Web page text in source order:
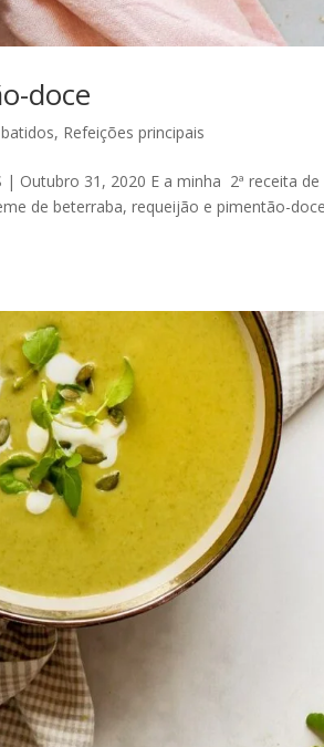
doce
, Refeições principais
| Outubro 31, 2020 E a minha 2ª receita de
de beterraba, requeijão e pimentão-